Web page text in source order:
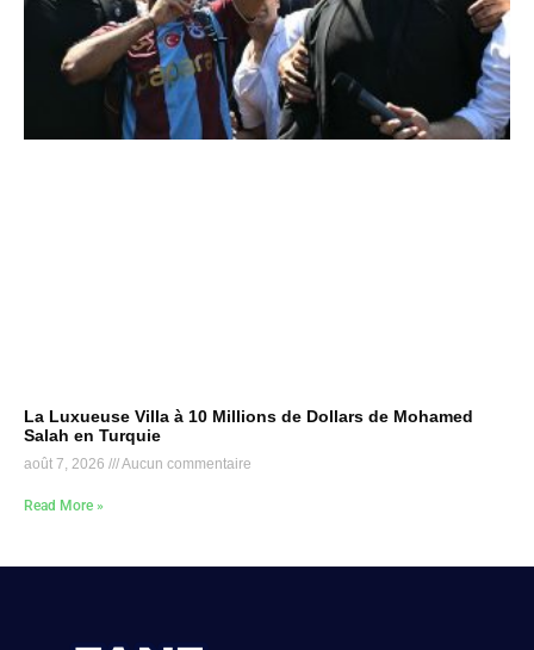
La Luxueuse Villa à 10 Millions de Dollars de Mohamed
Salah en Turquie
août 7, 2026 Aucun commentaire
Read More »